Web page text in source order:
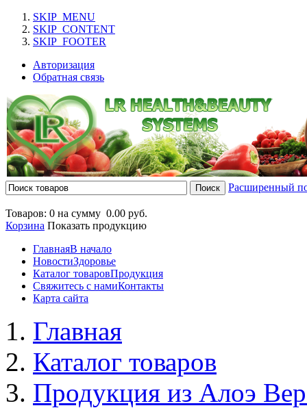
SKIP_MENU
SKIP_CONTENT
SKIP_FOOTER
Авторизация
Обратная связь
Расширенный
Товаров: 0 на сумму 0.00 руб.
Корзина Показать продукцию
ГлавнаяВ начало
НовостиЗдоровье
Каталог товаровПродукция
Свяжитесь с намиКонтакты
Карта сайта
Главная
Каталог товаров
Продукция из Алоэ